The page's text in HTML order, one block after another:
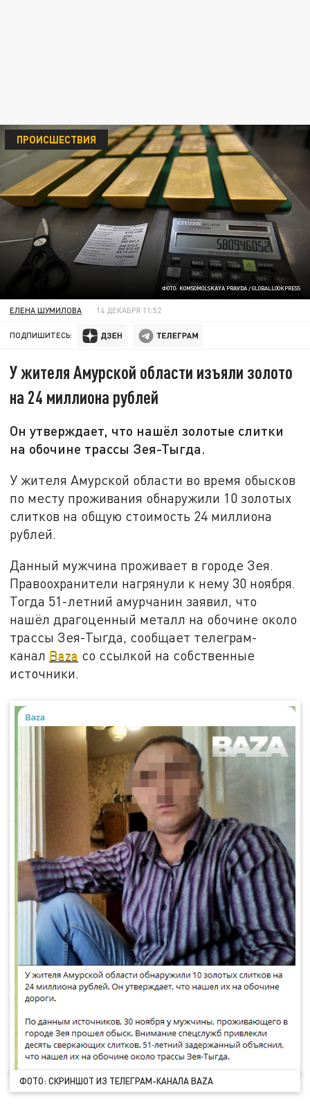
ФОТО: KOMSOMOLSKAYA PRAVDA / GLOBALLOOKPRESS
ПРОИСШЕСТВИЯ
ЕЛЕНА ШУМИЛОВА 14 ДЕКАБРЯ 11:52
ПОДПИШИТЕСЬ:
У жителя Амурской области изъяли золото
на 24 миллиона рублей
Он утверждает, что нашёл золотые слитки
на обочине трассы Зея-Тыгда.
У жителя Амурской области во время обысков
по месту проживания обнаружили 10 золотых
слитков на общую стоимость 24 миллиона
рублей.
Данный мужчина проживает в городе Зея.
Правоохранители нагрянули к нему 30 ноября.
Тогда 51-летний амурчанин заявил, что
нашёл драгоценный металл на обочине около
трассы Зея-Тыгда, сообщает телеграм-
канал Baza со ссылкой на собственные
источники.
ФОТО: СКРИНШОТ ИЗ ТЕЛЕГРАМ-КАНАЛА BAZA